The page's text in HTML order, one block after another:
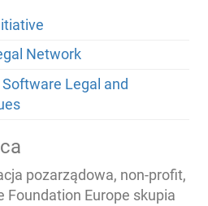
Network
Software Legal and
pozarządowa, non-profit,
Foundation Europe skupia